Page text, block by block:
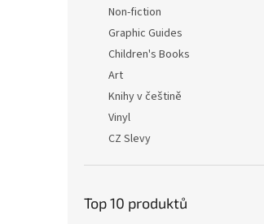
Non-fiction
Graphic Guides
Children's Books
Art
Knihy v češtině
Vinyl
CZ Slevy
Top 10 produktů